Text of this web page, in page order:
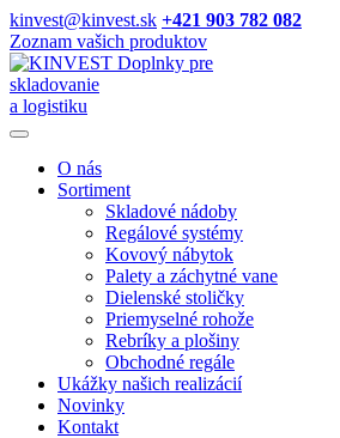
kinvest@kinvest.sk +421 903 782 082
Zoznam vašich produktov
Doplnky pre
skladovanie
a logistiku
O nás
Sortiment
Skladové nádoby
Regálové systémy
Kovový nábytok
Palety a záchytné vane
Dielenské stoličky
Priemyselné rohože
Rebríky a plošiny
Obchodné regále
Ukážky našich realizácií
Novinky
Kontakt